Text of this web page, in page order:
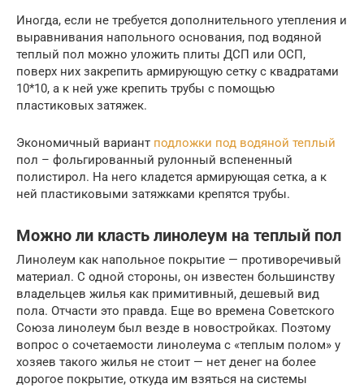
Иногда, если не требуется дополнительного утепления и
выравнивания напольного основания, под водяной
теплый пол можно уложить плиты ДСП или ОСП,
поверх них закрепить армирующую сетку с квадратами
10*10, а к ней уже крепить трубы с помощью
пластиковых затяжек.
Экономичный вариант подложки под водяной теплый
пол – фольгированный рулонный вспененный
полистирол. На него кладется армирующая сетка, а к
ней пластиковыми затяжками крепятся трубы.
Можно ли класть линолеум на теплый пол
Линолеум как напольное покрытие — противоречивый
материал. С одной стороны, он известен большинству
владельцев жилья как примитивный, дешевый вид
пола. Отчасти это правда. Еще во времена Советского
Союза линолеум был везде в новостройках. Поэтому
вопрос о сочетаемости линолеума с «теплым полом» у
хозяев такого жилья не стоит — нет денег на более
дорогое покрытие, откуда им взяться на системы